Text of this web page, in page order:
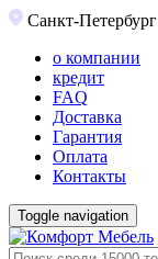
Санкт-Петербург
о компании
кредит
FAQ
Доставка
Гарантия
Оплата
Контакты
Toggle navigation